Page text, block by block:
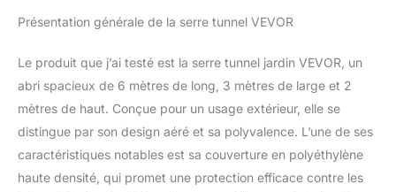
Extérieur Cultiver
structurelle globale. Les
renforcés, les barres
diagonales ajoutées, les
piquets en U et les
attaches augmentent la
stabilité et protègent les
plantes de la pluie, de la
neige et des vents forts.
Présentation générale de la serre tunnel VEVOR
Le produit que j’ai testé est la serre tunnel jardin VEVOR, un
abri spacieux de 6 mètres de long, 3 mètres de large et 2
mètres de haut. Conçue pour un usage extérieur, elle se
distingue par son design aéré et sa polyvalence. L’une de ses
caractéristiques notables est sa couverture en polyéthylène
haute densité, qui promet une protection efficace contre les